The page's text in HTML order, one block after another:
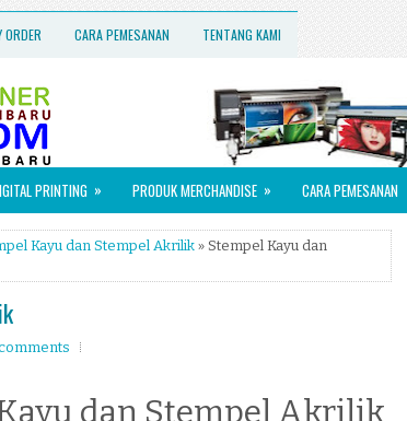
ORDER CARA PEMESANAN TENTANG KAMI
PRINTING » PRODUK MERCHANDISE » CARA PEMESANAN
Kayu dan Stempel Akrilik» Stempel Kayu dan
dan Stempel Akrilik